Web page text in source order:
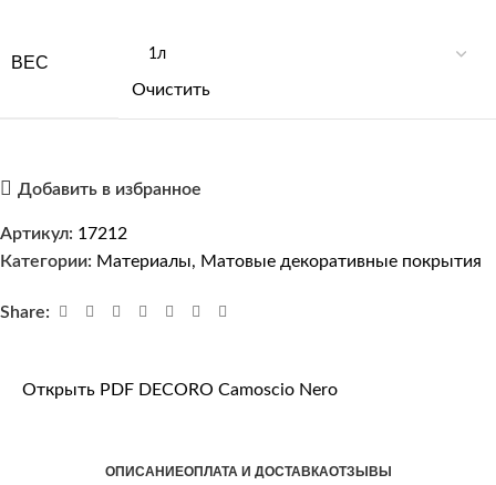
ВЕС
Очистить
Добавить в избранное
Артикул: 17212
Категории: Материалы, Матовые декоративные покрытия
Share:
Открыть PDF DECORO Camoscio Nero
ОПИСАНИЕОПЛАТА И ДОСТАВКАОТЗЫВЫ